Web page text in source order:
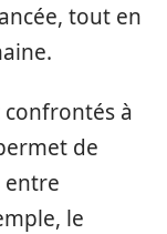
tout en
à
de
entre
le